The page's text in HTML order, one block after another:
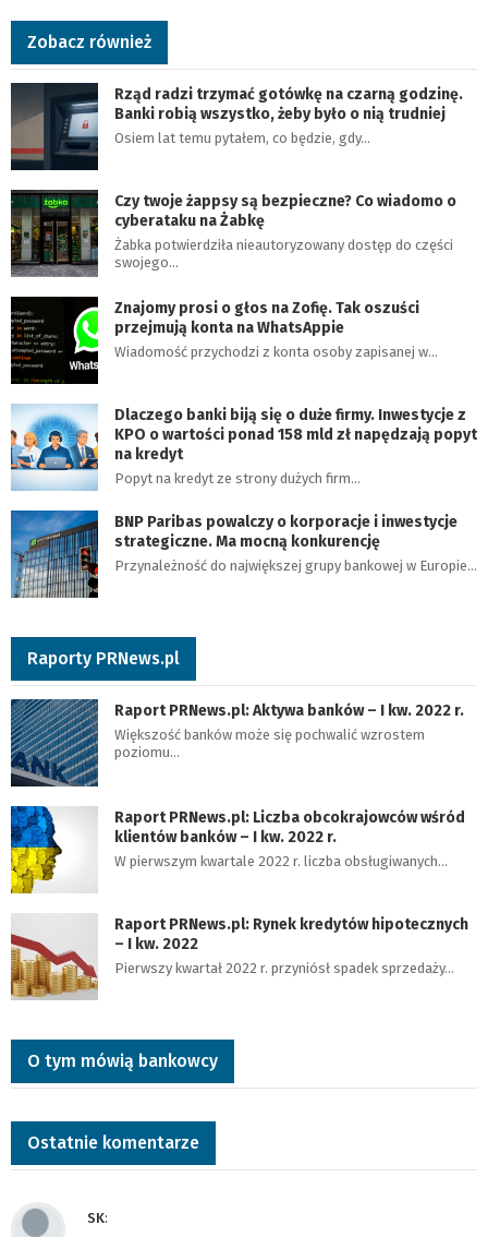
Zobacz również
Rząd radzi trzymać gotówkę na czarną godzinę.
Banki robią wszystko, żeby było o nią trudniej
Osiem lat temu pytałem, co będzie, gdy…
Czy twoje żappsy są bezpieczne? Co wiadomo o
cyberataku na Żabkę
Żabka potwierdziła nieautoryzowany dostęp do części
swojego…
Znajomy prosi o głos na Zofię. Tak oszuści
przejmują konta na WhatsAppie
Wiadomość przychodzi z konta osoby zapisanej w…
Dlaczego banki biją się o duże firmy. Inwestycje z
KPO o wartości ponad 158 mld zł napędzają popyt
na kredyt
Popyt na kredyt ze strony dużych firm…
BNP Paribas powalczy o korporacje i inwestycje
strategiczne. Ma mocną konkurencję
Przynależność do największej grupy bankowej w Europie…
Raporty PRNews.pl
Raport PRNews.pl: Aktywa banków – I kw. 2022 r.
Większość banków może się pochwalić wzrostem
poziomu…
Raport PRNews.pl: Liczba obcokrajowców wśród
klientów banków – I kw. 2022 r.
W pierwszym kwartale 2022 r. liczba obsługiwanych…
Raport PRNews.pl: Rynek kredytów hipotecznych
– I kw. 2022
Pierwszy kwartał 2022 r. przyniósł spadek sprzedaży…
O tym mówią bankowcy
Ostatnie komentarze
SK: